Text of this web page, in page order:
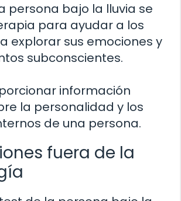
persona bajo la lluvia se
para ayudar a los
explorar sus emociones y
subconscientes.
información
la personalidad y los
de una persona.
fuera de la